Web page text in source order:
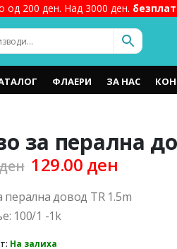
од 200 ден. Над 3000 ден.
ФЛАЕРИ ЗА НАС
за перална
Original
was:
143.00 ден.
129.00 ден
is:
перална довод TR 1.5m
100/1 -1k
На залиха